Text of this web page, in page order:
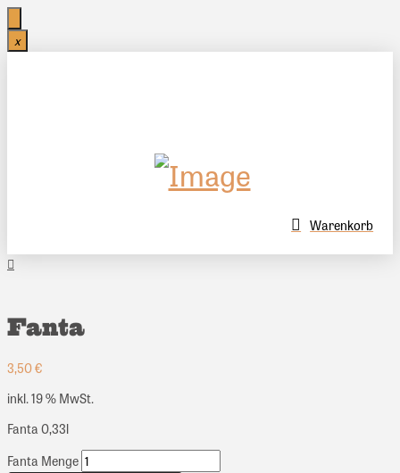
x
Warenkorb
Fanta
3,50€
inkl. 19 % MwSt.
Fanta 0,33l
Fanta Menge